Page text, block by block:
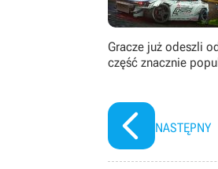
Gracze już odeszli
część znacznie
NASTĘPNY